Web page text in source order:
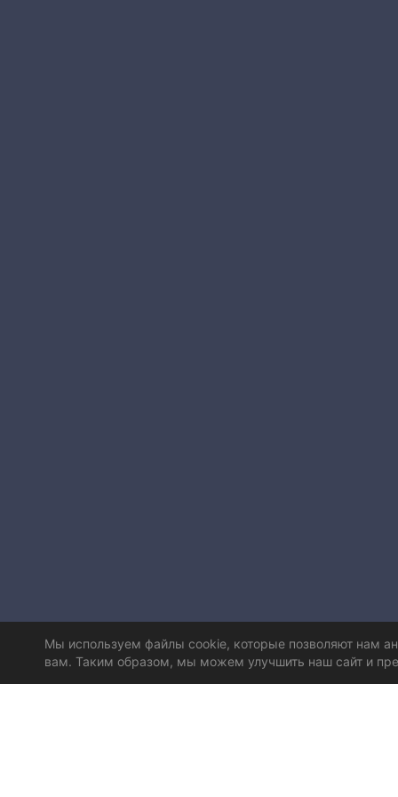
Мы используем файлы cookie, которые позволяют нам
вам. Таким образом, мы можем улучшить наш сайт и